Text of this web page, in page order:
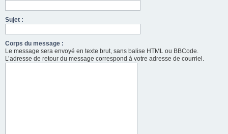
Sujet :
Corps du message :
Le message sera envoyé en texte brut, sans balise HTML ou BBCode.
L’adresse de retour du message correspond à votre adresse de courriel.